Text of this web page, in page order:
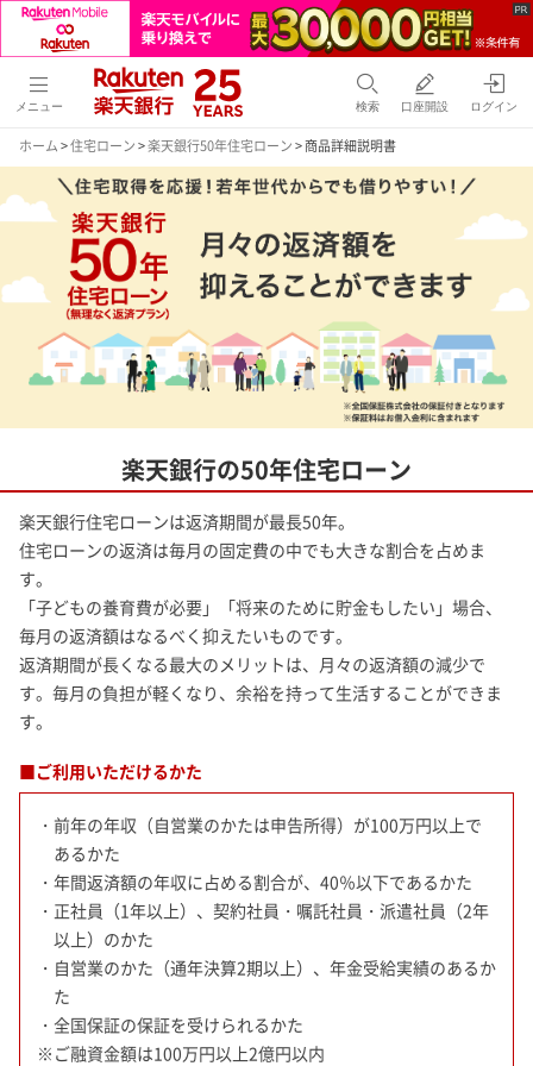
メニュー 検索 口座開設 ログイン
ホーム>住宅ローン>楽天銀行50年住宅ローン> 商品詳細説明書
楽天銀行の50年住宅ローン
楽天銀行住宅ローンは返済期間が最長50年。
住宅ローンの返済は毎月の固定費の中でも大きな割合を占めま
す。
「子どもの養育費が必要」「将来のために貯金もしたい」場合、
毎月の返済額はなるべく抑えたいものです。
返済期間が長くなる最大のメリットは、月々の返済額の減少で
す。毎月の負担が軽くなり、余裕を持って生活することができま
す。
■ご利用いただけるかた
・前年の年収（自営業のかたは申告所得）が100万円以上で
あるかた
・年間返済額の年収に占める割合が、40％以下であるかた
・正社員（1年以上）、契約社員・嘱託社員・派遣社員（2年
以上）のかた
・自営業のかた（通年決算2期以上）、年金受給実績のあるか
た
・全国保証の保証を受けられるかた
※ご融資金額は100万円以上2億円以内